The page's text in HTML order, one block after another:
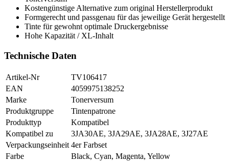
Kostengünstige Alternative zum original Herstellerprodukt
Formgerecht und passgenau für das jeweilige Gerät hergestellt
Tinte für gewohnt optimale Druckergebnisse
Hohe Kapazität / XL-Inhalt
Technische Daten
Artikel-Nr
TV106417
EAN
4059975138252
Marke
Tonerversum
Produktgruppe
Tintenpatrone
Produkttyp
Kompatibel
Kompatibel zu
3JA30AE, 3JA29AE, 3JA28AE, 3J27AE
Verpackungseinheit 4er Farbset
Farbe
Black, Cyan, Magenta, Yellow